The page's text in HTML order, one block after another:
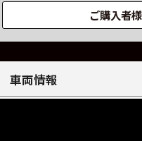
ご購入者
車両情報